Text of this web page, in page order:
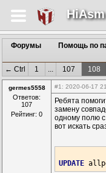
HiAsm
Форумы Помощь по
← Ctrl 1 ... 107 108
germes5558
Ответов:
107
Рейтинг: 0
#1 : 2020-06-17
Ребята
замену
одному полю с
вот искать
UPDATE